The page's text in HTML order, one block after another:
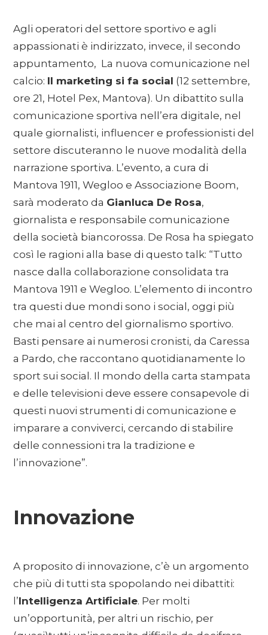
Agli operatori del settore sportivo e agli
appassionati è indirizzato, invece, il secondo
appuntamento, La nuova comunicazione nel
calcio: Il marketing si fa social (12 settembre,
ore 21, Hotel Pex, Mantova). Un dibattito sulla
comunicazione sportiva nell’era digitale, nel
quale giornalisti, influencer e professionisti del
settore discuteranno le nuove modalità della
narrazione sportiva. L’evento, a cura di
Mantova 1911, Wegloo e Associazione Boom,
sarà moderato da Gianluca De Rosa,
giornalista e responsabile comunicazione
della società biancorossa. De Rosa ha spiegato
così le ragioni alla base di questo talk: “Tutto
nasce dalla collaborazione consolidata tra
Mantova 1911 e Wegloo. L’elemento di incontro
tra questi due mondi sono i social, oggi più
che mai al centro del giornalismo sportivo.
Basti pensare ai numerosi cronisti, da Caressa
a Pardo, che raccontano quotidianamente lo
sport sui social. Il mondo della carta stampata
e delle televisioni deve essere consapevole di
questi nuovi strumenti di comunicazione e
imparare a conviverci, cercando di stabilire
delle connessioni tra la tradizione e
l’innovazione”.
Innovazione
A proposito di innovazione, c’è un argomento
che più di tutti sta spopolando nei dibattiti:
l’Intelligenza Artificiale. Per molti
un’opportunità, per altri un rischio, per